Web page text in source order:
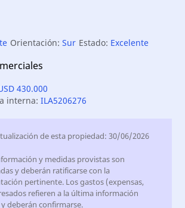
Orientación:Sur Estado: Excelente
430.000
interna:ILA5206276
de esta propiedad: 30/06/2026
y medidas provistas son
y deberán ratificarse con la
pertinente. Los gastos (expensas,
refieren a la última información
deberán confirmarse.